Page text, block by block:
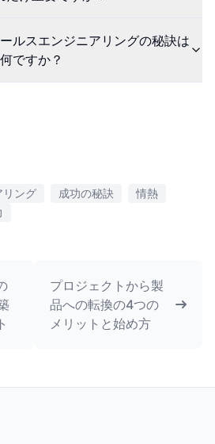
ルスエンジニアリングの秘訣は
何ですか？
リング 成功の秘訣
情熱
プロジェクトから製
品への転換の4つの
メリットと始め方